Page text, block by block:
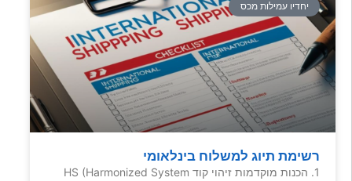
יחדיו עמילות מכס
רשימת תיוג למשלוח בינלאומי
1. הכנות מוקדמות זיהוי קוד HS (Harmonized System